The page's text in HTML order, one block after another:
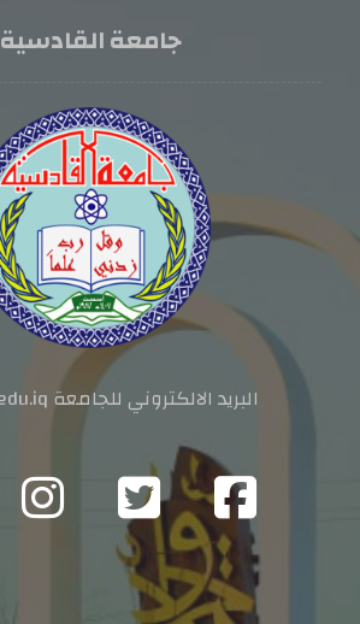
جامعة القادسية
البريد الالكتروني للجامعة info@qu.edu.iq